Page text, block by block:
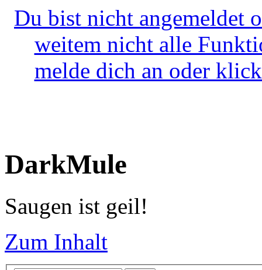
Du bist nicht angemeldet
weitem nicht alle
melde dich an oder
DarkMule
Saugen ist geil!
Zum Inhalt